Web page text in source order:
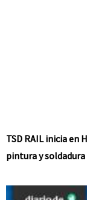
TSD RAIL inicia en
pintura y soldadura